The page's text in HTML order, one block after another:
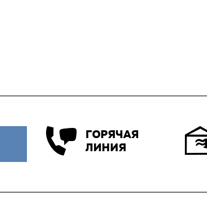
ГОРЯЧАЯ
ЛИНИЯ